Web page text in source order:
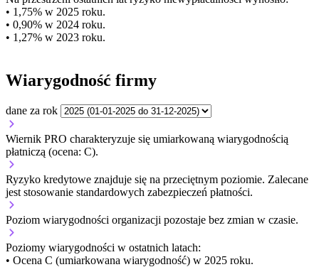
• 1,75% w 2025 roku.
• 0,90% w 2024 roku.
• 1,27% w 2023 roku.
Wiarygodność firmy
dane za rok
Wiernik PRO charakteryzuje się umiarkowaną wiarygodnością
płatniczą (ocena: C).
Ryzyko kredytowe znajduje się na przeciętnym poziomie. Zalecane
jest stosowanie standardowych zabezpieczeń płatności.
Poziom wiarygodności organizacji pozostaje bez zmian w czasie.
Poziomy wiarygodności w ostatnich latach:
• Ocena C (umiarkowana wiarygodność) w 2025 roku.